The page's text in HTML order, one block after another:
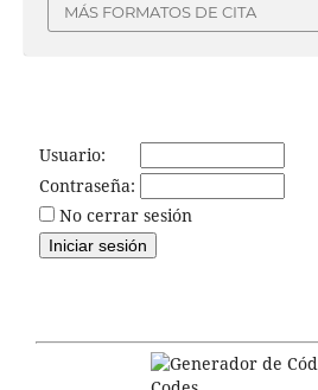
MÁS FORMATOS DE CITA
Usuario:
Contraseña:
No cerrar sesión